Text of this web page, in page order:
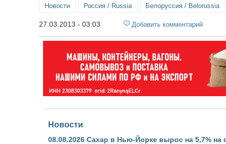
Новости Россия / Russia Белоруссия / Belorussia
27.03.2013 - 03:03 Добавить комментарий
Новости
08.08.2026 Сахар в Нью-Йорке вырос на 5,7% на